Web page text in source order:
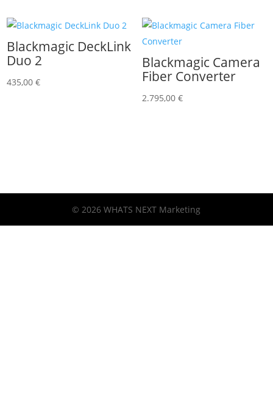
Blackmagic DeckLink
Duo 2
435,00€
Blackmagic Camera
Fiber Converter
2.795,00 €
© 2026 WHATS NEXT Marketing